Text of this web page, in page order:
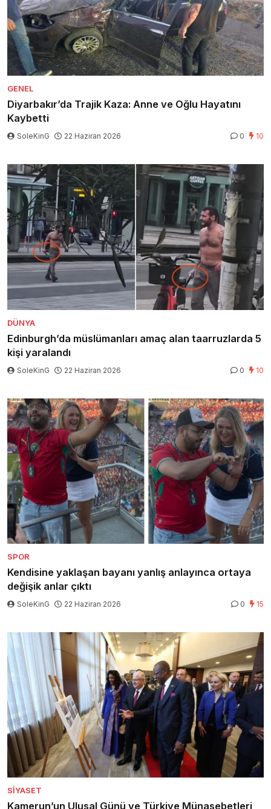
GENEL
Diyarbakır’da Trajik Kaza: Anne ve Oğlu Hayatını
Kaybetti
SoleKinG 22 Haziran 2026 0 10
DÜNYA
Edinburgh’da müslümanları amaç alan taarruzlarda 5
kişi yaralandı
SoleKinG 22 Haziran 2026 0 10
SPOR
Kendisine yaklaşan bayanı yanlış anlayınca ortaya
değişik anlar çıktı
SoleKinG 22 Haziran 2026 0 15
SIYASET
Kamerun’un Ulusal Günü ve Türkiye Münasebetleri